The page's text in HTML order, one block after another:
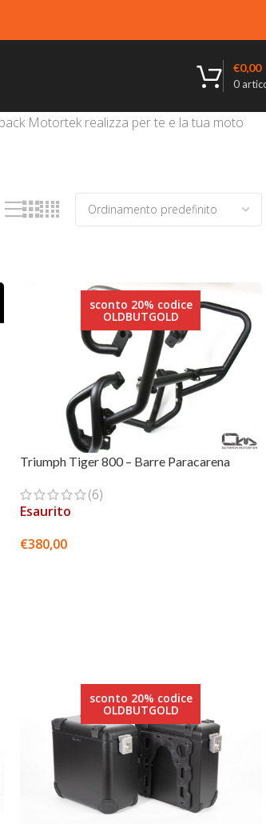
0
€0,00
Motortek realizza per te e la tua moto
sconto 20% codice
OLDBUTGOLD
Triumph Tiger 800 – Barre Paracarena
(6)
Esaurito
€380,00
sconto 20% codice
OLDBUTGOLD